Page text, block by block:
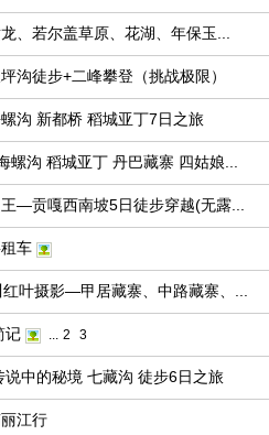
、若尔盖草原、花湖、年保玉...
沟徒步+二峰攀登（挑战极限）
沟 新都桥 稻城亚丁7日之旅
螺沟 稻城亚丁 丹巴藏寨 四姑娘...
—贡嘎西南坡5日徒步穿越(无露...
车
红叶摄影—甲居藏寨、中路藏寨、...
记 ... 2 3
说中的秘境 七藏沟 徒步6日之旅
江行